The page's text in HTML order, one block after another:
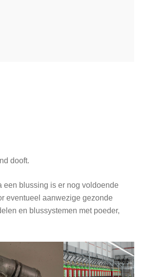
dooft.
een blussing is er nog voldoende
eventueel aanwezige gezonde
en blussystemen met poeder,